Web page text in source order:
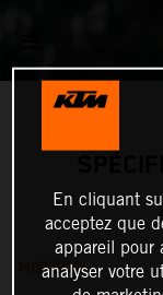
MOTEUR
En cliquant
acceptez que
appareil pour
analyser votre